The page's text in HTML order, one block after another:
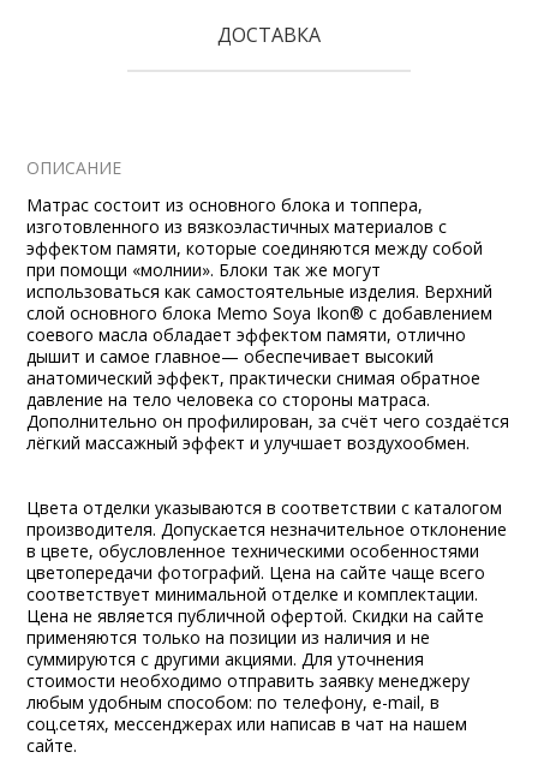
ДОСТАВКА
ОПИСАНИЕ
Матрас состоит из основного блока и топпера,
изготовленного из вязкоэластичных материалов с
эффектом памяти, которые соединяются между собой
при помощи «молнии». Блоки так же могут
использоваться как самостоятельные изделия. Верхний
слой основного блока Memo Soya Ikon® с добавлением
соевого масла обладает эффектом памяти, отлично
дышит и самое главное— обеспечивает высокий
анатомический эффект, практически снимая обратное
давление на тело человека со стороны матраса.
Дополнительно он профилирован, за счёт чего создаётся
лёгкий массажный эффект и улучшает воздухообмен.
Цвета отделки указываются в соответствии с каталогом
производителя. Допускается незначительное отклонение
в цвете, обусловленное техническими особенностями
цветопередачи фотографий. Цена на сайте чаще всего
соответствует минимальной отделке и комплектации.
Цена не является публичной офертой. Скидки на сайте
применяются только на позиции из наличия и не
суммируются с другими акциями. Для уточнения
стоимости необходимо отправить заявку менеджеру
любым удобным способом: по телефону, e-mail, в
соц.сетях, мессенджерах или написав в чат на нашем
сайте.